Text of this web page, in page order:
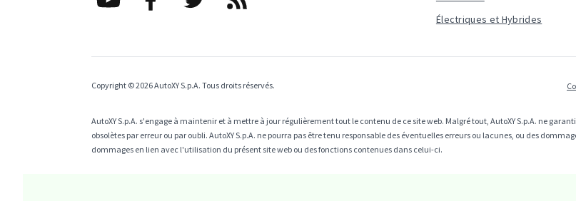
Électriques et Hybrides
Copyright © 2026 AutoXY S.p.A. Tous droits réservés.
AutoXY S.p.A. s'engage à maintenir et à mettre à jour régulièrement tout le contenu de ce site web. Malgré tout, AutoXY S.p.A. ne
obsolètes par erreur ou par oubli. AutoXY S.p.A. ne pourra pas être tenu responsable des éventuelles erreurs ou lacunes, ou des
dommages en lien avec l'utilisation du présent site web ou des fonctions contenues dans celui-ci.